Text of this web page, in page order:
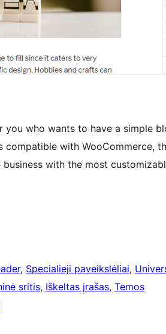
you who wants to have a simple
compatible with WooCommerce,
with the most
, Specialieji paveikslėliai,
sritis, Iškeltas įrašas, Temos